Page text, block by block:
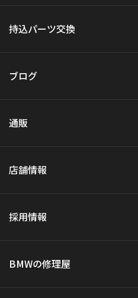
持込パーツ交換
ブログ
通販
店舗情報
採用情報
BMWの修理屋